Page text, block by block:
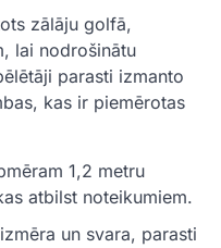
zālāju golfā,
lai nodrošinātu
parasti izmanto
kas ir piemērotas
1,2 metru
atbilst noteikumiem.
un svara, parasti